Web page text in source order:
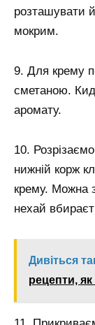
розташувати
мокрим.
9. Для крему
сметаною.
аромату.
10.
нижній корж
крему. Можна
нехай
Дивіться
рецепти,